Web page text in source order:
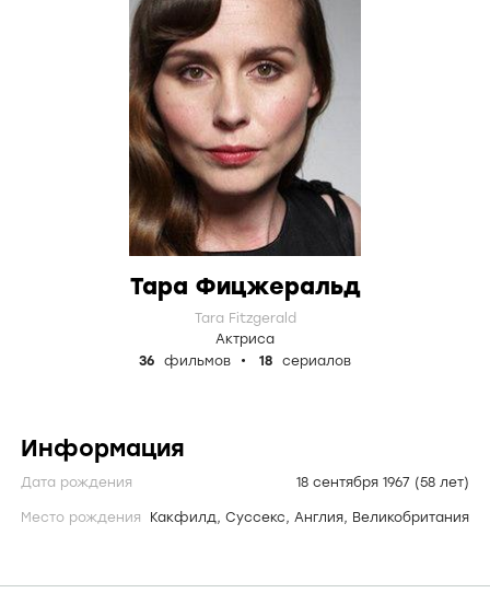
Тара Фицжеральд
Tara Fitzgerald
Актриса
36
фильмов 18 сериалов
Информация
Дата рождения 18 сентября 1967 (58 лет)
Место рождения Какфилд, Суссекс, Англия, Великобритания